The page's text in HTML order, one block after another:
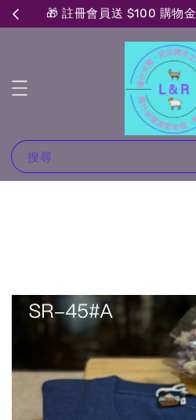
🎁 註冊會員送 $100 購物金
搜尋